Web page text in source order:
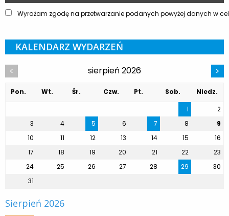
Wyrażam zgodę na przetwarzanie podanych powyżej danych w
KALENDARZ WYDARZEŃ
< sierpień 2026 >
Pon. Wt. Śr. Czw. Pt. Sob.
Niedz.
1
2
3
4 5 6 7 8
9
10
11 12 13 14 15
16
17
18 19 20 21 22
23
24
25 26 27 28 29
30
31
Sierpień 2026